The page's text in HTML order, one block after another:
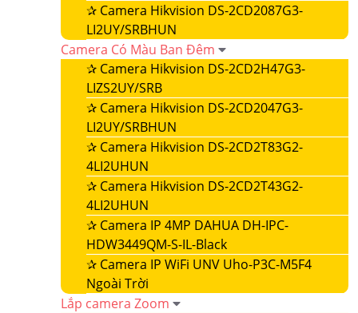
✰ Camera Hikvision DS-2CD2087G3-
LI2UY/SRBHUN
Camera Có Màu Ban Đêm
✰ Camera Hikvision DS-2CD2H47G3-
LIZS2UY/SRB
✰ Camera Hikvision DS-2CD2047G3-
LI2UY/SRBHUN
✰ Camera Hikvision DS-2CD2T83G2-
4LI2UHUN
✰ Camera Hikvision DS-2CD2T43G2-
4LI2UHUN
✰ Camera IP 4MP DAHUA DH-IPC-
HDW3449QM-S-IL-Black
✰ Camera IP WiFi UNV Uho-P3C-M5F4
Ngoài Trời
Lắp camera Zoom